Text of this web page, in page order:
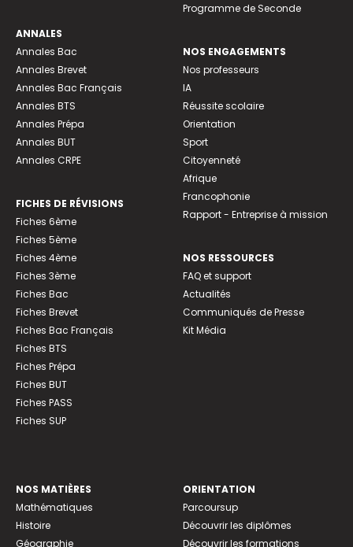
ANNALES
Annales Bac
Annales Brevet
Annales Bac Français
Annales BTS
Annales Prépa
Annales BUT
Annales CRPE
FICHES DE RÉVISIONS
Fiches 6ème
Fiches 5ème
Fiches 4ème
Fiches 3ème
Fiches Bac
Fiches Brevet
Fiches Bac Français
Fiches BTS
Fiches Prépa
Fiches BUT
Fiches PASS
Fiches SUP
Programme de Seconde
NOS ENGAGEMENTS
Nos professeurs
IA
Réussite scolaire
Orientation
Sport
Citoyenneté
Afrique
Francophonie
Rapport - Entreprise à mission
NOS RESSOURCES
FAQ et support
Actualités
Communiqués de Presse
Kit Média
NOS MATIÈRES
Mathématiques
Histoire
Géographie
ORIENTATION
Parcoursup
Découvrir les diplômes
Découvrir les formations